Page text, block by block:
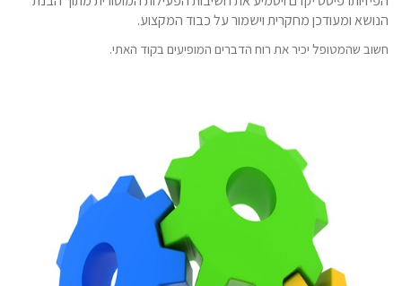
הנושא ומעודכן מחקרית וישמור על כבוד המקצוע.
חשוב שהמטופל יכיר את רוח הדברים המופיעים בקוד האתי.